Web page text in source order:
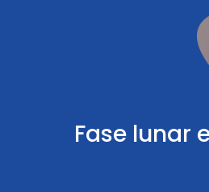
Fase lunar